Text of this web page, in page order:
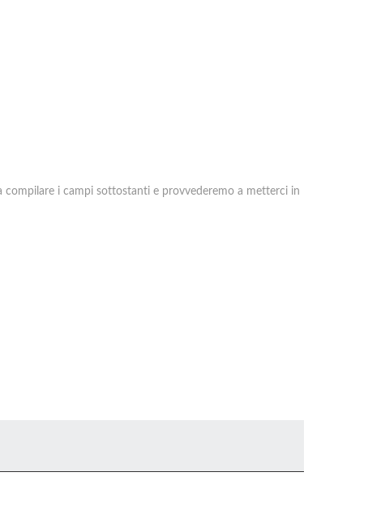
i campi sottostanti e provvederemo a metterci in